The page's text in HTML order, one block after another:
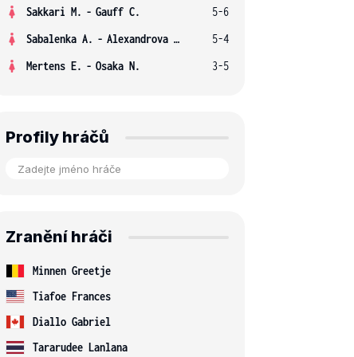
Sakkari M. - Gauff C.
5-6
Sabalenka A. - Alexandrova E.
5-4
Mertens E. - Osaka N. 3-5
Profily hráčů
Zranění hráči
Minnen Greetje
Tiafoe Frances
Diallo Gabriel
Tararudee Lanlana